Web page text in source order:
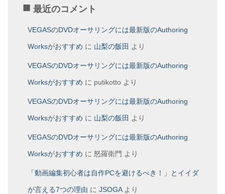
最近のコメント
VEGASのDVDオーサリングには最新版のAuthoring
Worksがおすすめ に 山梨の飯田 より
VEGASのDVDオーサリングには最新版のAuthoring
Worksがおすすめ に putikotto より
VEGASのDVDオーサリングには最新版のAuthoring
Worksがおすすめ に 山梨の飯田 より
VEGASのDVDオーサリングには最新版のAuthoring
Worksがおすすめ に 怒羅衛門 より
「動画編集初心者は自作PCを避けるべき！」とイイダ
が言える7つの理由 に JSOGAより